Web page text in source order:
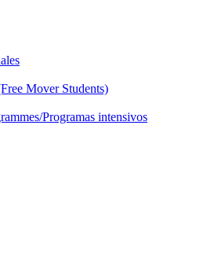
Mover Students)
Programas intensivos